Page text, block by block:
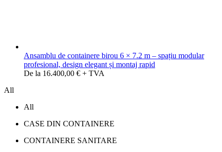
Ansamblu de containere birou 6 × 7.2 m – spațiu modular
profesional, design elegant și montaj rapid
De la 16.400,00 € + TVA
All
All
CASE DIN CONTAINERE
CONTAINERE SANITARE